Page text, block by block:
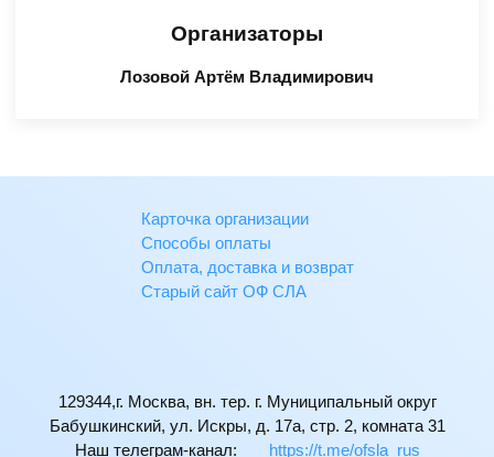
Организаторы
Лозовой Артём Владимирович
Карточка организации
Способы оплаты
Оплата, доставка и возврат
Старый сайт ОФ СЛА
129344,г. Москва, вн. тер. г. Муниципальный округ
Бабушкинский, ул. Искры, д. 17а, стр. 2, комната 31
Наш телеграм-канал:
https://t.me/ofsla_rus